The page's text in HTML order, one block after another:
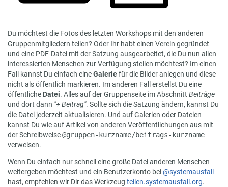
Du möchtest die Fotos des letzten Workshops mit den anderen
Gruppenmitgliedern teilen? Oder Ihr habt einen Verein gegründet
und eine PDF-Datei mit der Satzung ausgearbeitet, die Du nun allen
interessierten Menschen zur Verfügung stellen möchtest? Im einen
Fall kannst Du einfach eineGaleriefür die Bilder anlegen und diese
nicht als öffentlich markieren. Im anderen Fall erstellst Du eine
öffentliche Datei. Alles auf der Gruppenseite im Abschnitt Beiträge
und dort dann "+ Beitrag". Sollte sich die Satzung ändern, kannst Du
die Datei jederzeit aktualisieren. Und auf Galerien oder Dateien
kannst Du wie auf Artikel von anderen Veröffentlichungen aus mit
der Schreibweise@gruppen-kurzname/beitrags-kurzname
verweisen.
Wenn Du einfach nur schnell eine große Datei anderen Menschen
weitergeben möchtest und ein Benutzerkonto bei@systemausfall
hast, empfehlen wir Dir das Werkzeug teilen.systemausfall.org.